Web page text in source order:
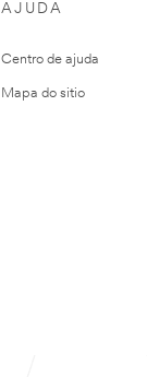
AJUDA
Centro de ajuda
Mapa do sitio